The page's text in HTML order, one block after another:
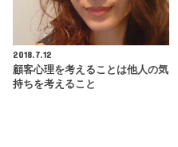
2018.7.12
顧客心理を考えることは他人の気
持ちを考えること